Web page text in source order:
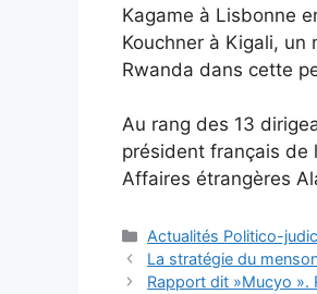
Kagame à Lisbonne
Kouchner à Kigali,
Rwanda dans cette
Au rang des 13
président français de
Affaires étrangères
Catégories
Actualités Politico-
La stratégie du
Rapport dit »Mucyo ».